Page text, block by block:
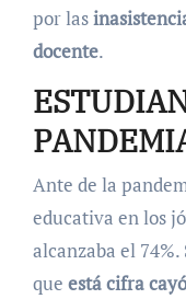
por las
docente.
Ante de la
educativa en los
alcanzaba el
que está cifra